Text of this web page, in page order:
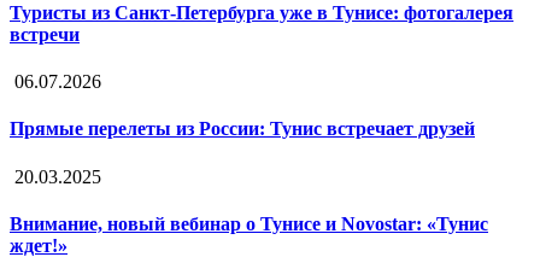
Туристы из Санкт-Петербурга уже в Тунисе: фотогалерея
встречи
06.07.2026
Прямые перелеты из России: Тунис встречает друзей
20.03.2025
Внимание, новый вебинар о Тунисе и Novostar: «Тунис
ждет!»